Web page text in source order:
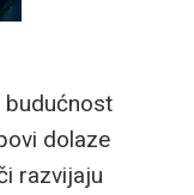
budućnost
dolaze
razvijaju